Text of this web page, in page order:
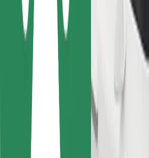
Bolt for Business
Leverandører
Cookies
Sikkerhed
Få en tur på få minutter!
Download Bolt-appen